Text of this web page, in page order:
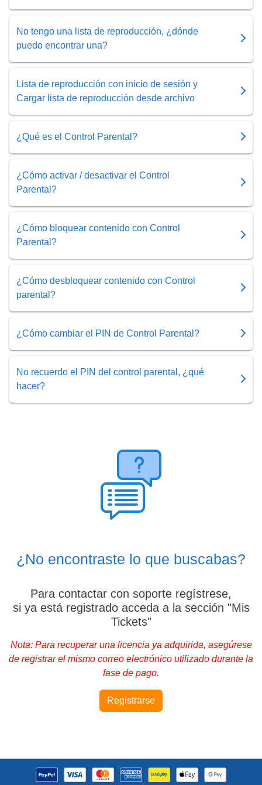
No tengo una lista de reproducción, ¿dónde
puedo encontrar una?
Lista de reproducción con inicio de sesión y
Cargar lista de reproducción desde archivo
¿Qué es el Control Parental?
¿Cómo activar / desactivar el Control
Parental?
¿Cómo bloquear contenido con Control
Parental?
¿Cómo desbloquear contenido con Control
parental?
¿Cómo cambiar el PIN de Control Parental?
No recuerdo el PIN del control parental, ¿qué
hacer?
¿No encontraste lo que buscabas?
Para contactar con soporte regístrese,
si ya está registrado acceda a la sección "Mis
Tickets"
Nota: Para recuperar una licencia ya adquirida, asegúrese
de registrar el mismo correo electrónico utilizado durante la
fase de pago.
Registrarse